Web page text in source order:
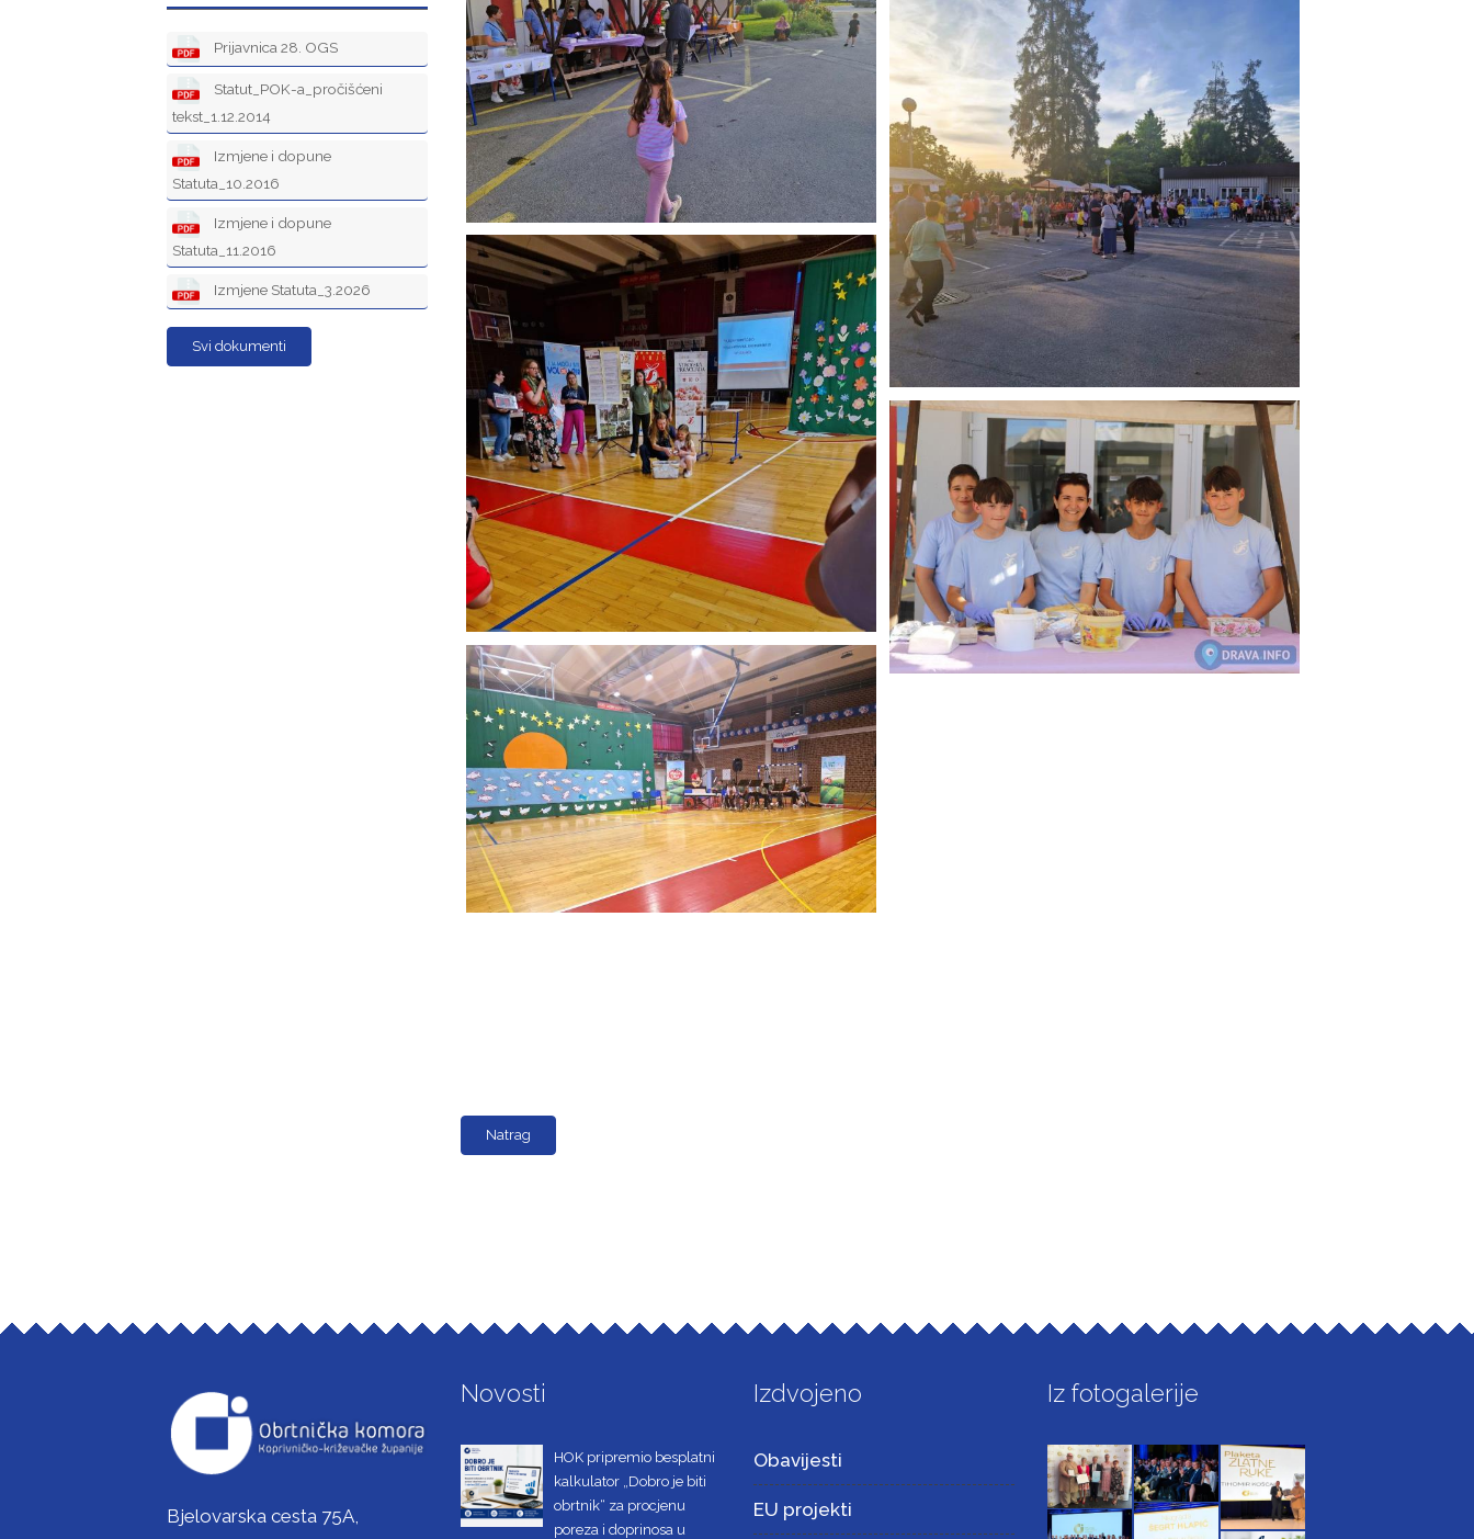
Natrag
Prijavnica 28. OGS
Statut_POK-a_pročišćeni
tekst_1.12.2014
Izmjene i dopune
Statuta_10.2016
Izmjene i dopune
Statuta_11.2016
Izmjene Statuta_3.2026
Svi dokumenti
Bjelovarska cesta 75A,
Novosti
HOK pripremio besplatni
kalkulator „Dobro je biti
obrtnik“ za procjenu
poreza i doprinosa u
Izdvojeno
Obavijesti
EU projekti
Iz fotogalerije